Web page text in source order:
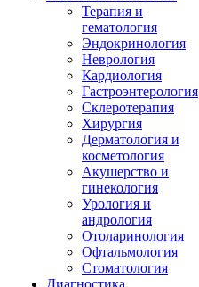
Терапия и
гематология
Эндокринология
Неврология
Кардиология
Гастроэнтерология
Склеротерапия
Хирургия
Дерматология и
косметология
Акушерство и
гинекология
Урология и
андрология
Отоларинология
Офтальмология
Стоматология
Диагностика